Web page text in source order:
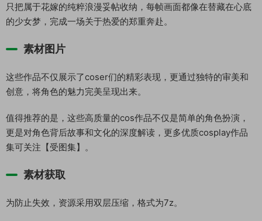
只把属于花嫁的纯粹浪漫妥帖收纳，每帧画面都像在替藏在心底
的少女梦，完成一场关于热爱的郑重奔赴。
素材图片
这些作品不仅展示了coser们的精彩表现，更通过独特的审美和
创意，将角色的魅力完美呈现出来。
值得推荐的是，这些高质量的cos作品不仅是简单的角色扮演，
更是对角色背后故事和文化的深度解读，更多优质cosplay作品
集可关注【受图集】。
素材获取
为防止失效，资源采用双层压缩，格式为7z。